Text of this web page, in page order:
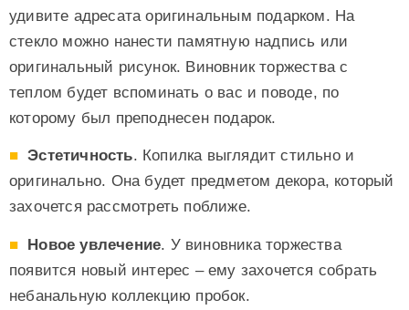
удивите адресата оригинальным подарком. На
стекло можно нанести памятную надпись или
оригинальный рисунок. Виновник торжества с
теплом будет вспоминать о вас и поводе, по
которому был преподнесен подарок.
Эстетичность. Копилка выглядит стильно и
оригинально. Она будет предметом декора, который
захочется рассмотреть поближе.
Новое увлечение. У виновника торжества
появится новый интерес – ему захочется собрать
небанальную коллекцию пробок.